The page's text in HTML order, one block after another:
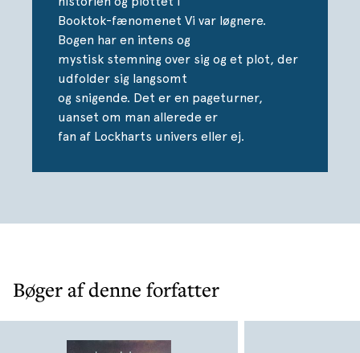
Booktok-fænomenet Vi var løgnere.
Bogen har en intens og
mystisk stemning over sig og et plot, der
udfolder sig langsomt
og snigende. Det er en pageturner,
uanset om man allerede er
fan af Lockharts univers eller ej.
Bøger af denne forfatter